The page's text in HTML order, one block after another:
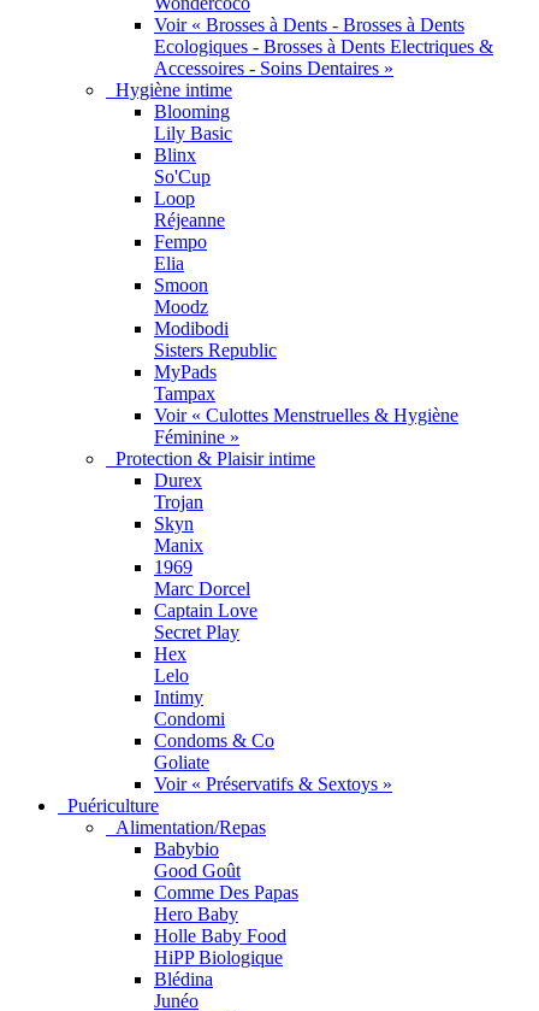
Voir « Brosses à Dents - Brosses à Dents
Ecologiques - Brosses à Dents Electriques &
Accessoires - Soins Dentaires »
Hygiène intime
Blooming
Lily Basic
Blinx
So'Cup
Loop
Réjeanne
Fempo
Elia
Smoon
Moodz
Modibodi
Sisters Republic
MyPads
Tampax
Voir « Culottes Menstruelles & Hygiène
Féminine »
Protection & Plaisir intime
Durex
Trojan
Skyn
Manix
1969
Marc Dorcel
Captain Love
Secret Play
Hex
Lelo
Intimy
Condomi
Condoms & Co
Goliate
Voir « Préservatifs & Sextoys »
Puériculture
Alimentation/Repas
Babybio
Good Goût
Comme Des Papas
Hero Baby
Holle Baby Food
HiPP Biologique
Blédina
Junéo